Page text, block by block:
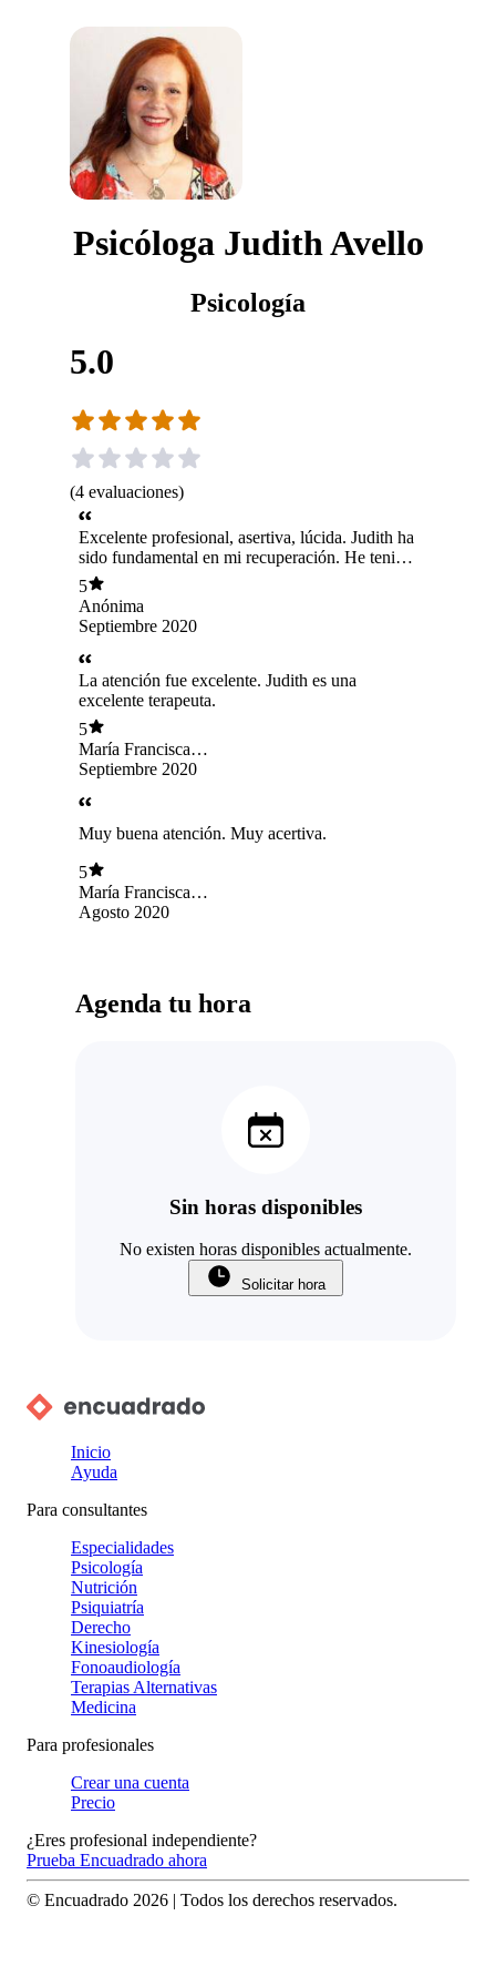
Psicóloga Judith Avello
Psicología
5.0
(4 evaluaciones)
Excelente profesional, asertiva, lúcida. Judith ha
sido fundamental en mi recuperación. He tenido
más de una terapia con ella en distintas etapas de
mi vida, dadas las circunstancias por las que he
pasado. Es por ello que sigo mi terapia desde el
extranjero.
5
Anónima
Septiembre 2020
La atención fue excelente. Judith es una
excelente terapeuta.
5
María Francisca
Biskupovic Martínez
Septiembre 2020
Muy buena atención. Muy acertiva.
5
María Francisca
Biskupovic Martínez
Agosto 2020
Agenda tu hora
Sin horas disponibles
No existen horas disponibles actualmente.
Solicitar hora
Inicio
Ayuda
Para consultantes
Especialidades
Psicología
Nutrición
Psiquiatría
Derecho
Kinesiología
Fonoaudiología
Terapias Alternativas
Medicina
Para profesionales
Crear una cuenta
Precio
¿Eres profesional independiente?
Prueba Encuadrado ahora
© Encuadrado 2026 | Todos los derechos reservados.